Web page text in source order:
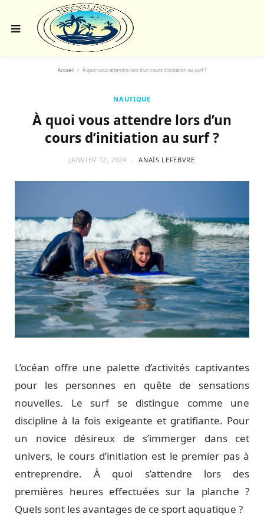
Accueil > À quoi vous attendre lors d’un cours d’initiation au surf ?
NAUTIQUE
À quoi vous attendre lors d’un
cours d’initiation au surf ?
JANVIER 12, 2024 ANAÏS LEFEBVRE
L’océan offre une palette d’activités captivantes
pour les personnes en quête de sensations
nouvelles. Le surf se distingue comme une
discipline à la fois exigeante et gratifiante. Pour
un novice désireux de s’immerger dans cet
univers, le cours d’initiation est le premier pas à
entreprendre. À quoi s’attendre lors des
premières heures effectuées sur la planche ?
Quels sont les avantages de ce sport aquatique ?